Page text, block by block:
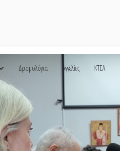
Δρομολόγια Αγγελίες ΚΤΕΛ